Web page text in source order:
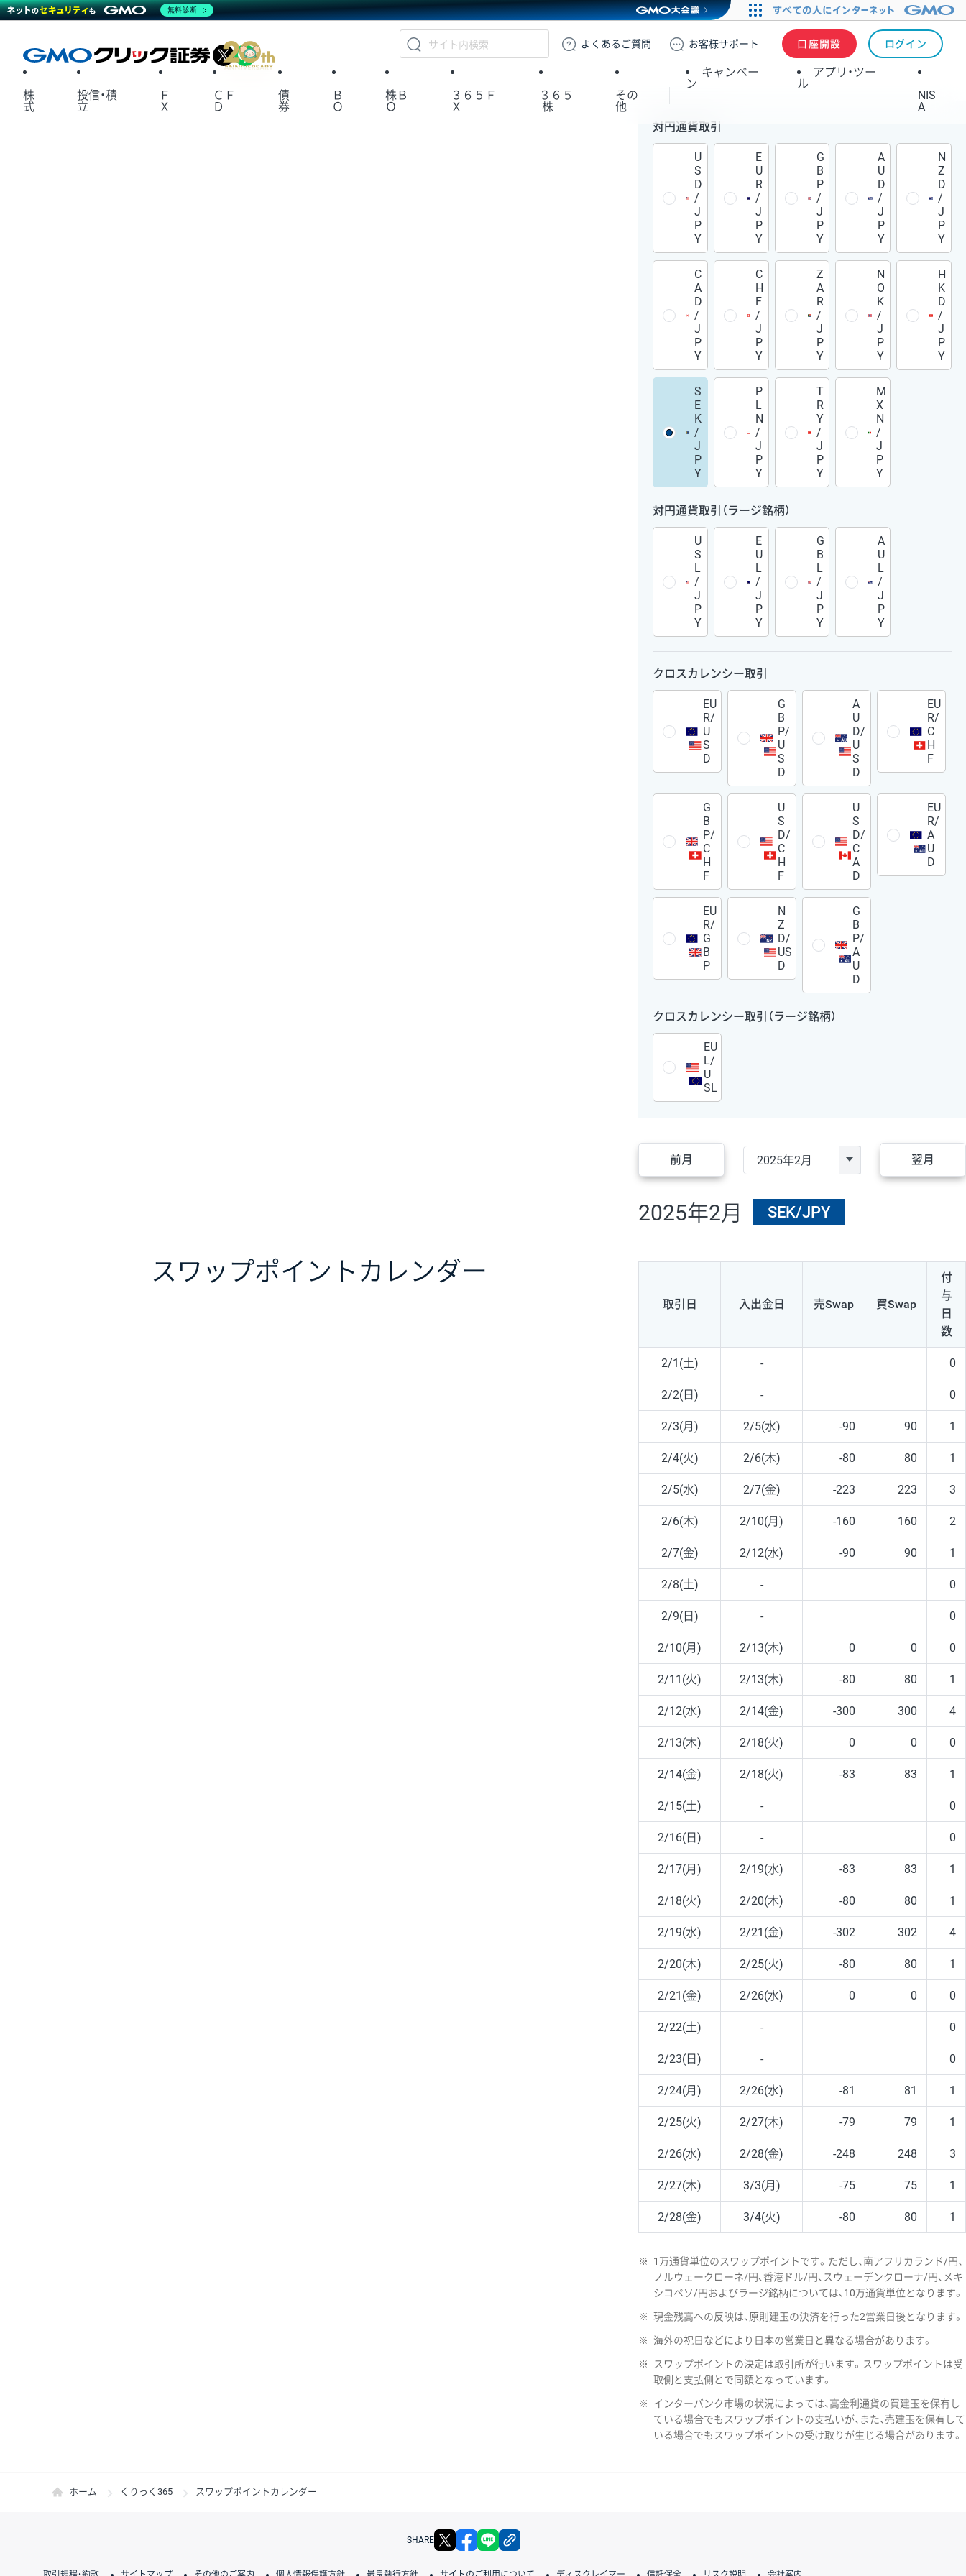
GMOクリック証券
よくある ご質問 お客様サポート 口座開設 ログイン
X
株
式
投信・積
立
Ｆ
Ｘ
ＣＦ
Ｄ
債
券
Ｂ
Ｏ
株Ｂ
Ｏ
３６５Ｆ
Ｘ
３６５
株
その
他
キャンペー
ン
アプリ・ツー
ル
NIS
A
スワップポイント カレンダー
対円通貨取引
U
S
D
/
J
P
Y
E
U
R
/
J
P
Y
G
B
P
/
J
P
Y
A
U
D
/
J
P
Y
N
Z
D
/
J
P
Y
C
A
D
/
J
P
Y
C
H
F
/
J
P
Y
Z
A
R
/
J
P
Y
N
O
K
/
J
P
Y
H
K
D
/
J
P
Y
S
E
K
/
J
P
Y
P
L
N
/
J
P
Y
T
R
Y
/
J
P
Y
M
X
N
/
J
P
Y
対円通貨取引（ラージ銘柄）
U
S
L
/
J
P
Y
E
U
L
/
J
P
Y
G
B
L
/
J
P
Y
A
U
L
/
J
P
Y
クロスカレンシー取引
EU
R/
U
S
D
G
B
P/
U
S
D
A
U
D/
U
S
D
EU
R/
C
H
F
G
B
P/
C
H
F
U
S
D/
C
H
F
U
S
D/
C
A
D
EU
R/
A
U
D
EU
R/
G
B
P
N
Z
D/
US
D
G
B
P/
A
U
D
クロスカレンシー取引（ラージ銘柄）
EU
L/
U
SL
前月 翌月
2025年2月 SEK/JPY
取引日 入出金日 売Swap 買Swap
付
与
日
数
2/1(土) - 0
2/2(日) - 0
2/3(月) 2/5(水) -90 90 1
2/4(火) 2/6(木) -80 80 1
2/5(水) 2/7(金) -223 223 3
2/6(木) 2/10(月) -160 160 2
2/7(金) 2/12(水) -90 90 1
2/8(土) - 0
2/9(日) - 0
2/10(月) 2/13(木) 0 0 0
2/11(火) 2/13(木) -80 80 1
2/12(水) 2/14(金) -300 300 4
2/13(木) 2/18(火) 0 0 0
2/14(金) 2/18(火) -83 83 1
2/15(土) - 0
2/16(日) - 0
2/17(月) 2/19(水) -83 83 1
2/18(火) 2/20(木) -80 80 1
2/19(水) 2/21(金) -302 302 4
2/20(木) 2/25(火) -80 80 1
2/21(金) 2/26(水) 0 0 0
2/22(土) - 0
2/23(日) - 0
2/24(月) 2/26(水) -81 81 1
2/25(火) 2/27(木) -79 79 1
2/26(水) 2/28(金) -248 248 3
2/27(木) 3/3(月) -75 75 1
2/28(金) 3/4(火) -80 80 1
※
1万通貨単位のスワップポイントです。ただし、南アフリカランド/円、
ノルウェークローネ/円、香港ドル/円、スウェーデンクローナ/円、メキ
シコペソ/円およびラージ銘柄については、10万通貨単位となります。
※ 現金残高への反映は、原則建玉の決済を行った2営業日後となります。
※ 海外の祝日などにより日本の営業日と異なる場合があります。
※
スワップポイントの決定は取引所が行います。スワップポイントは受
取側と支払側とで同額となっています。
※
インターバンク市場の状況によっては、高金利通貨の買建玉を保有し
ている場合でもスワップポイントの支払いが、また、売建玉を保有して
いる場合でもスワップポイントの受け取りが生じる場合があります。
ホーム くりっく365 スワップポイントカレンダー
SHARE X facebook
無料診断